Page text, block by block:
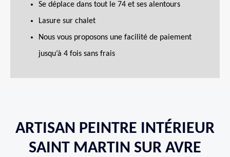
Se déplace dans tout le 74 et ses alentours
Lasure sur chalet
Nous vous proposons une facilité de paiement
jusqu’à 4 fois sans frais
ARTISAN PEINTRE INTÉRIEUR
SAINT MARTIN SUR AVRE